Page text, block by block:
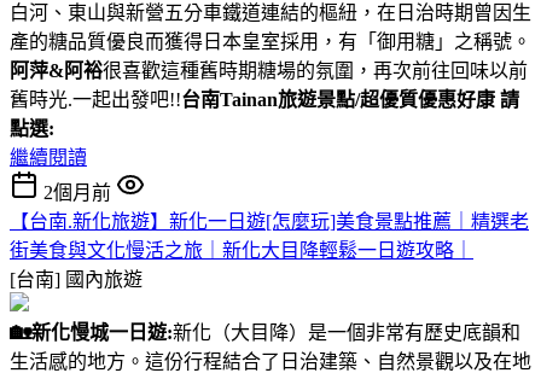
白河、東山與新營五分車鐵道連結的樞紐，在日治時期曾因生
產的糖品質優良而獲得日本皇室採用，有「御用糖」之稱號。
阿萍&阿裕很喜歡這種舊時期糖場的氛圍，再次前往回味以前
舊時光.一起出發吧!!台南Tainan旅遊景點/超優質優惠好康 請
點選:
繼續閱讀
2個月前
【台南.新化旅遊】新化一日遊[怎麼玩]美食景點推薦｜精選老
街美食與文化慢活之旅｜新化大目降輕鬆一日遊攻略｜
[台南] 國內旅遊
🏡新化慢城一日遊:新化（大目降）是一個非常有歷史底韻和
生活感的地方。這份行程結合了日治建築、自然景觀以及在地